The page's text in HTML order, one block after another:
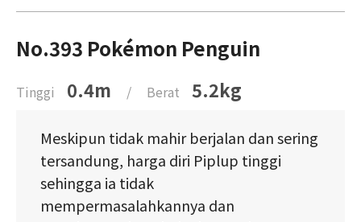
No.393 Pokémon Penguin
Tinggi 0.4m / Berat 5.2kg
Meskipun tidak mahir berjalan dan sering
tersandung, harga diri Piplup tinggi
sehingga ia tidak
mempermasalahkannya dan